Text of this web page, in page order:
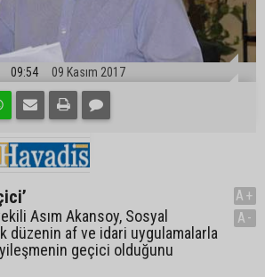
09:54 09 Kasım 2017
Asım Akansoy, Sosyal
düzenin af ve idari uygulamalarla
geçici olduğunu
A+
A-